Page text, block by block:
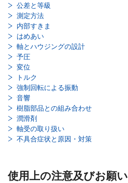
公差と等級
測定方法
内部すきま
はめあい
軸とハウジングの設計
予圧
変位
トルク
強制回転による振動
音響
樹脂部品との組み合わせ
潤滑剤
軸受の取り扱い
不具合症状と原因・対策
使用上の注意及びお願い